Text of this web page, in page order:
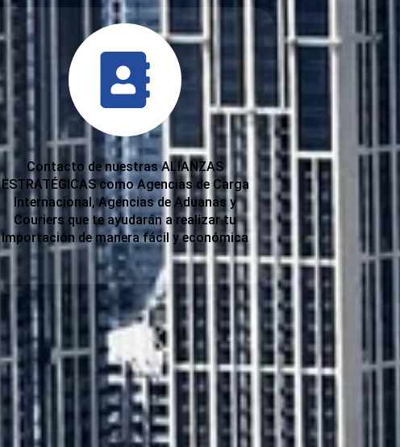
Contacto de nuestras ALIANZAS
ESTRATÉGICAS como Agencias de Carga
Internacional, Agencias de Aduanas y
Couriers que te ayudarán a realizar tu
Importación de manera fácil y económica